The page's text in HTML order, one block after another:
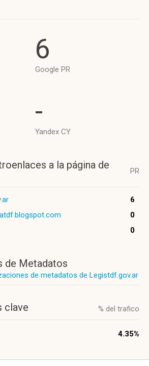
6
Google PR
-
Yandex CY
a la página de
PR
6
0
0
de Metadatos
de metadatos de Legistdf.gov.ar
clave % del trafico
4.35%